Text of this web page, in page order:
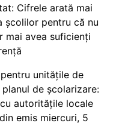
Cifrele arată mai
școlilor pentru că nu
mai avea suficienți
unitățile de
de școlarizare:
autoritățile locale
emis miercuri, 5